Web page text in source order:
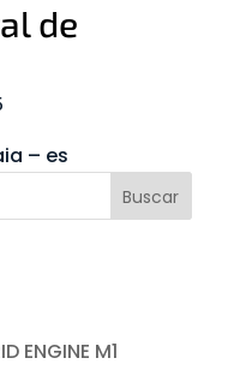
de
– es
ENGINE M1